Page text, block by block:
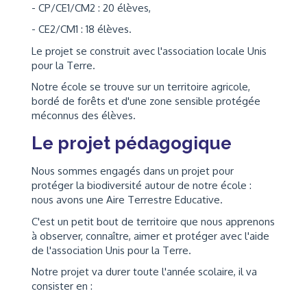
- CP/CE1/CM2 : 20 élèves,
- CE2/CM1 : 18 élèves.
Le projet se construit avec l'association locale Unis
pour la Terre.
Notre école se trouve sur un territoire agricole,
bordé de forêts et d'une zone sensible protégée
méconnus des élèves.
Le projet pédagogique
Nous sommes engagés dans un projet pour
protéger la biodiversité autour de notre école :
nous avons une Aire Terrestre Educative.
C'est un petit bout de territoire que nous apprenons
à observer, connaître, aimer et protéger avec l'aide
de l'association Unis pour la Terre.
Notre projet va durer toute l'année scolaire, il va
consister en :